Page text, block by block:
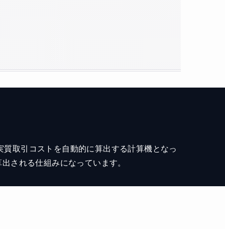
取引コストを自動的に算出する計算機となっ
される仕組みになっています。